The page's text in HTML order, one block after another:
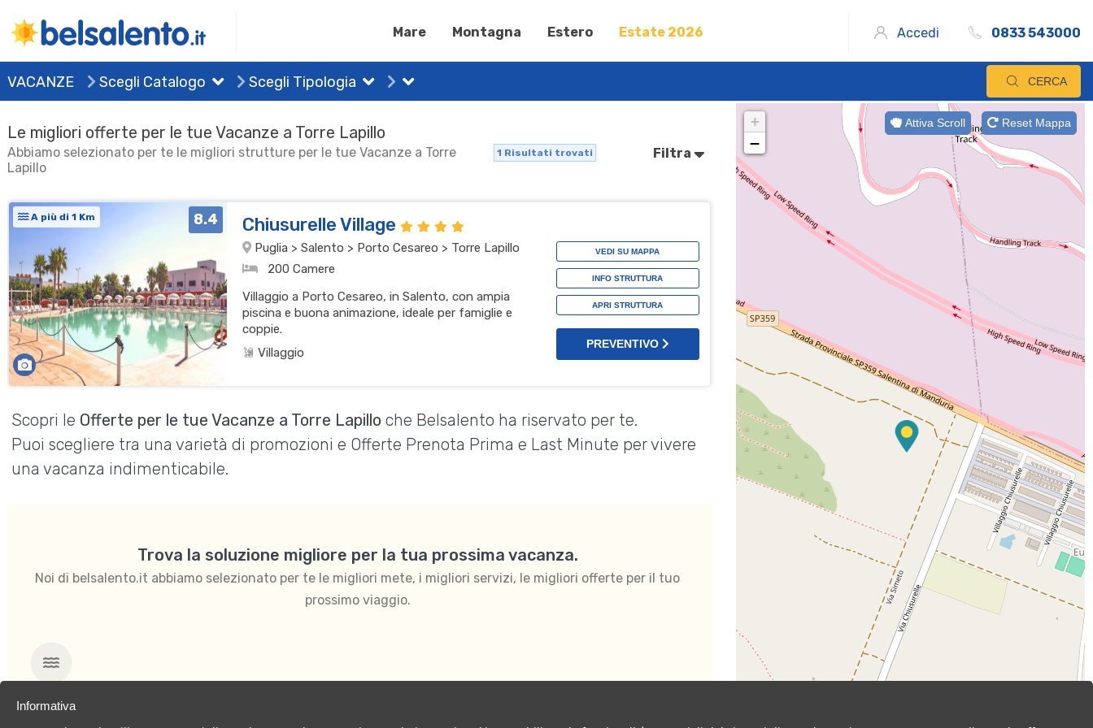
Mare Montagna Estero Estate 2026 Accedi 0833 543000
VACANZE Scegli Catalogo Scegli Tipologia CERCA
Le migliori offerte per le tue Vacanze a Torre Lapillo
Abbiamo selezionato per te le migliori strutture per le tue Vacanze a Torre
Lapillo
1 Risultati trovati Filtra
A più di 1 Km 8.4 Chiusurelle Village
Puglia > Salento > Porto Cesareo > Torre Lapillo
200 Camere
Villaggio a Porto Cesareo, in Salento, con ampia
piscina e buona animazione, ideale per famiglie e
coppie.
Villaggio
VEDI SU MAPPA
INFO STRUTTURA
APRI STRUTTURA
PREVENTIVO
Scopri le Offerte per le tue Vacanze a Torre Lapillo che Belsalento ha riservato per te.
Puoi scegliere tra una varietà di promozioni e Offerte Prenota Prima e Last Minute per vivere
una vacanza indimenticabile.
Trova la soluzione migliore per la tua prossima vacanza.
Noi di belsalento.it abbiamo selezionato per te le migliori mete, i migliori servizi, le migliori offerte per il tuo
prossimo viaggio.
Mare
Attiva Scroll Reset Mappa
+
−
Informativa